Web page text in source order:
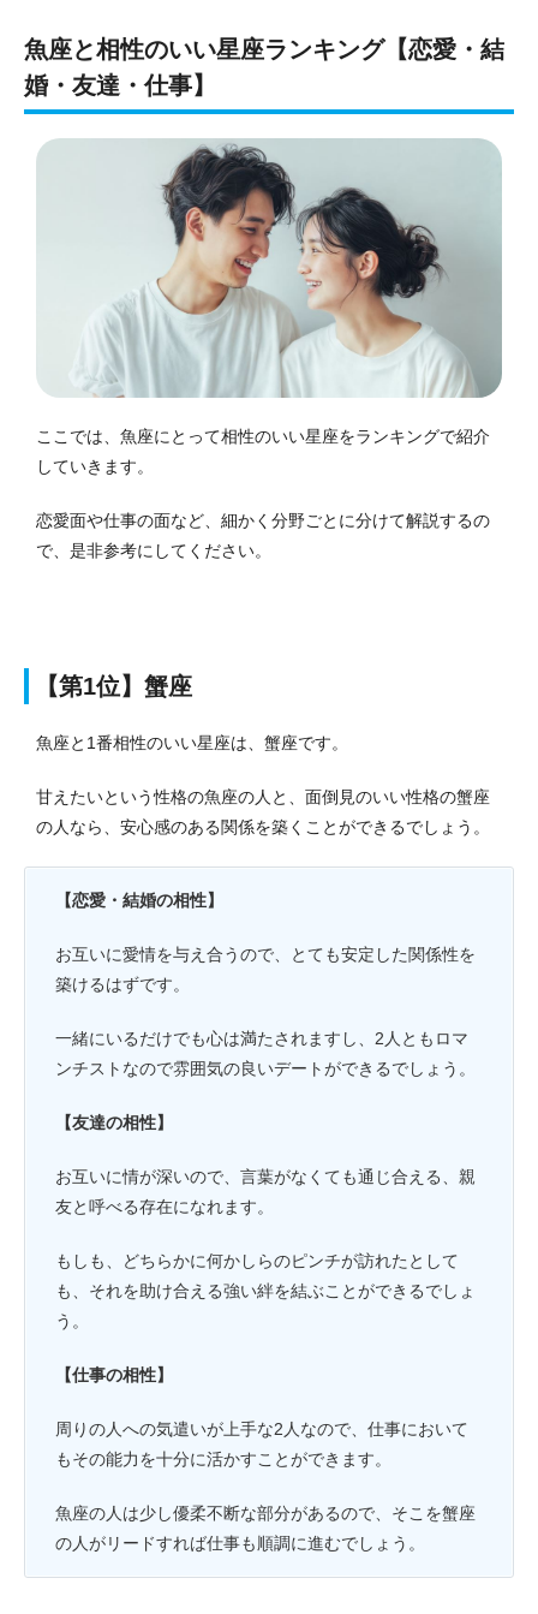
魚座と相性のいい星座ランキング【恋愛・結
婚・友達・仕事】
ここでは、魚座にとって相性のいい星座をランキングで紹介
していきます。
恋愛面や仕事の面など、細かく分野ごとに分けて解説するの
で、是非参考にしてください。
【第1位】蟹座
魚座と1番相性のいい星座は、蟹座です。
甘えたいという性格の魚座の人と、面倒見のいい性格の蟹座
の人なら、安心感のある関係を築くことができるでしょう。
【恋愛・結婚の相性】
お互いに愛情を与え合うので、とても安定した関係性を
築けるはずです。
一緒にいるだけでも心は満たされますし、2人ともロマ
ンチストなので雰囲気の良いデートができるでしょう。
【友達の相性】
お互いに情が深いので、言葉がなくても通じ合える、親
友と呼べる存在になれます。
もしも、どちらかに何かしらのピンチが訪れたとして
も、それを助け合える強い絆を結ぶことができるでしょ
う。
【仕事の相性】
周りの人への気遣いが上手な2人なので、仕事において
もその能力を十分に活かすことができます。
魚座の人は少し優柔不断な部分があるので、そこを蟹座
の人がリードすれば仕事も順調に進むでしょう。